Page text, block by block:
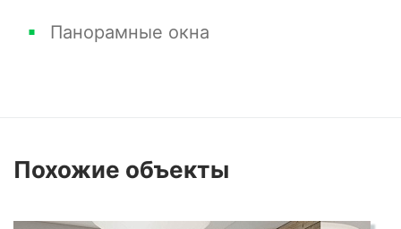
Панорамные окна
Похожие объекты